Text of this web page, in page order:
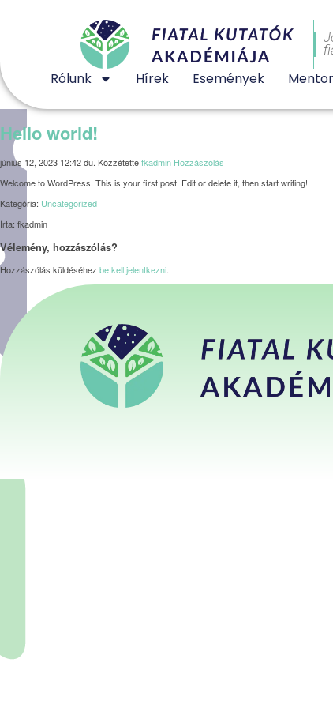
Rólunk Hírek Események
Hello world!
június 12, 2023 12:42 du. Közzétettefkadmin Hozzászólás
Welcome to WordPress. This is your first post. Edit or delete it, then start writing!
Kategória: Uncategorized
Írta: fkadmin
Vélemény, hozzászólás?
Hozzászólás küldéséhez be kell jelentkezni.